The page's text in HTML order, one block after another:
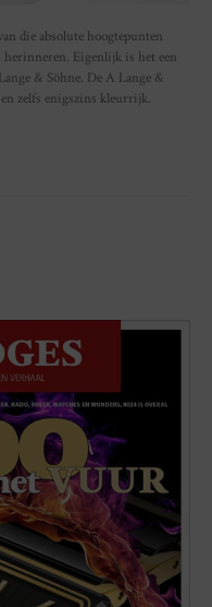
die absolute hoogtepunten
Eigenlijk is het een
& Söhne. De A Lange &
zelfs enigszins kleurrijk.